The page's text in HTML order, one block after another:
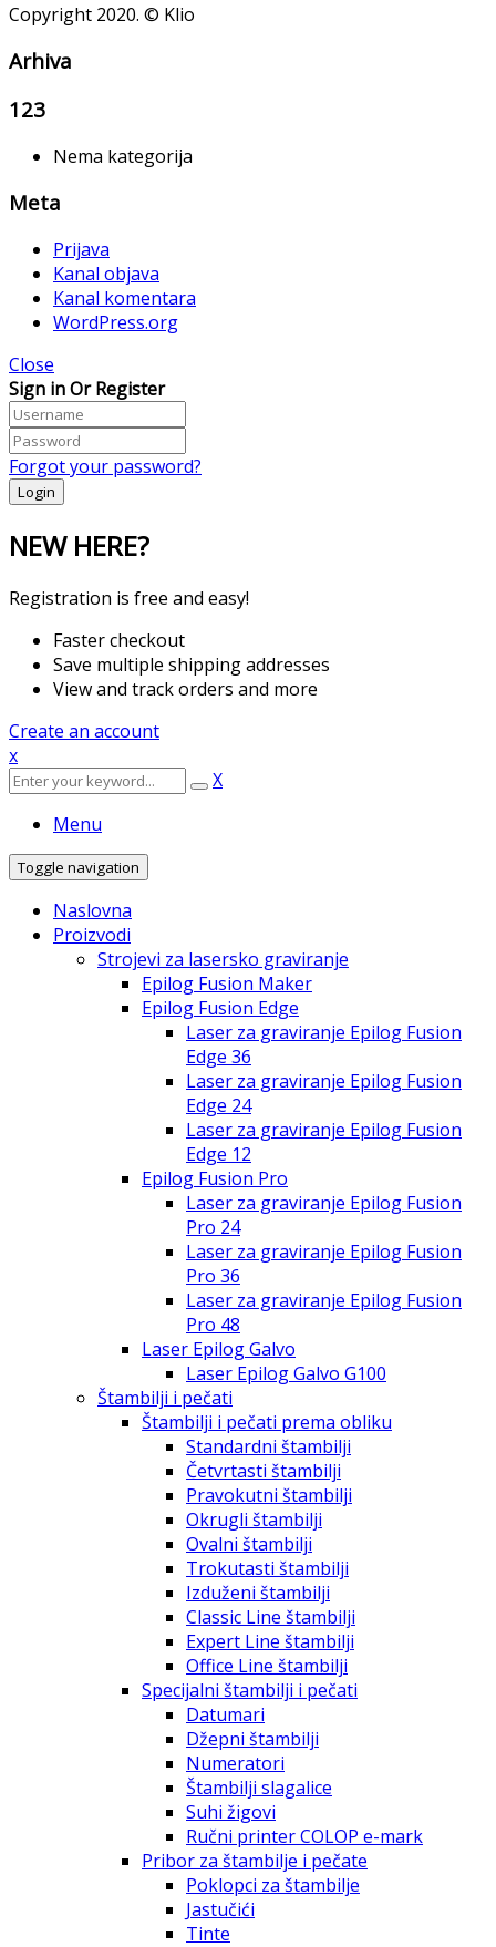
Copyright 2020. © Klio
Arhiva
123
Nema kategorija
Meta
Prijava
Kanal objava
Kanal komentara
WordPress.org
Close
Sign in Or Register
Forgot your password?
NEW HERE?
Registration is free and easy!
Faster checkout
Save multiple shipping addresses
View and track orders and more
Create an account
x
X
Menu
Toggle navigation
Naslovna
Proizvodi
Strojevi za lasersko graviranje
Epilog Fusion Maker
Epilog Fusion Edge
Laser za graviranje Epilog Fusion
Edge 36
Laser za graviranje Epilog Fusion
Edge 24
Laser za graviranje Epilog Fusion
Edge 12
Epilog Fusion Pro
Laser za graviranje Epilog Fusion
Pro 24
Laser za graviranje Epilog Fusion
Pro 36
Laser za graviranje Epilog Fusion
Pro 48
Laser Epilog Galvo
Laser Epilog Galvo G100
Štambilji i pečati
Štambilji i pečati prema obliku
Standardni štambilji
Četvrtasti štambilji
Pravokutni štambilji
Okrugli štambilji
Ovalni štambilji
Trokutasti štambilji
Izduženi štambilji
Classic Line štambilji
Expert Line štambilji
Office Line štambilji
Specijalni štambilji i pečati
Datumari
Džepni štambilji
Numeratori
Štambilji slagalice
Suhi žigovi
Ručni printer COLOP e-mark
Pribor za štambilje i pečate
Poklopci za štambilje
Jastučići
Tinte